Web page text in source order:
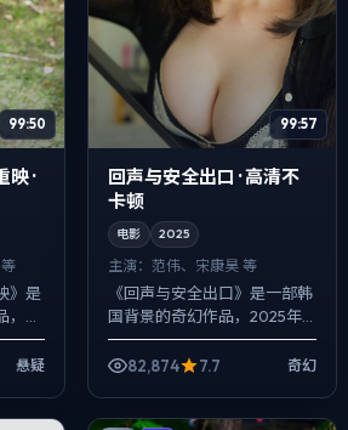
99:50
·
》是
咏梅
悬疑
99:57
回声与安全出口 · 高清不
卡顿
电影 2025
主演： 范伟、宋康昊 等
《回声与安全出口》是一部韩
国背景的奇幻作品，2025年
公映，由陈凯歌执导，范伟、
宋康昊、蕾雅·赛杜等主演。配
82,874 7.7 奇幻